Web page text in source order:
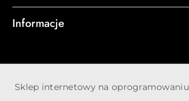
Informacje
Sklep internetowy na oprogramowaniu